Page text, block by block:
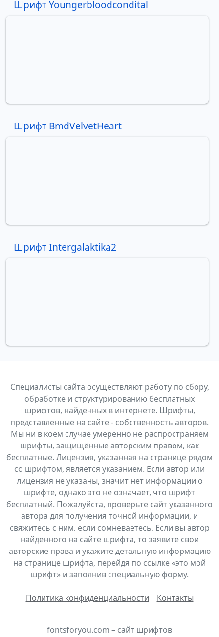
Шрифт Youngerbloodcondital
Шрифт BmdVelvetHeart
Шрифт Intergalaktika2
Специалисты сайта осуществляют работу по сбору,
обработке и структурированию бесплатных
шрифтов, найденных в интернете. Шрифты,
представленные на сайте - собственность авторов.
Мы ни в коем случае умеренно не распространяем
шрифты, защищённые авторским правом, как
бесплатные. Лицензия, указанная на странице рядом
со шрифтом, является указанием. Если автор или
лицензия не указаны, значит нет информации о
шрифте, однако это не означает, что шрифт
бесплатный. Пожалуйста, проверьте сайт указанного
автора для получения точной информации, и
свяжитесь с ним, если сомневаетесь. Если вы автор
найденного на сайте шрифта, то заявите свои
авторские права и укажите детальную информацию
на странице шрифта, перейдя по ссылке «это мой
шрифт» и заполнив специальную форму.
Политика конфиденциальности Контакты
fontsforyou.com – сайт шрифтов